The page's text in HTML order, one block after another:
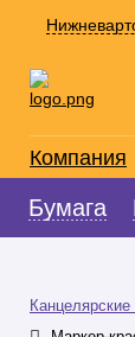
Компания
Бумага